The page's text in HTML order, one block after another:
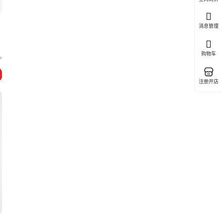
消息管理
购物车
注册开店